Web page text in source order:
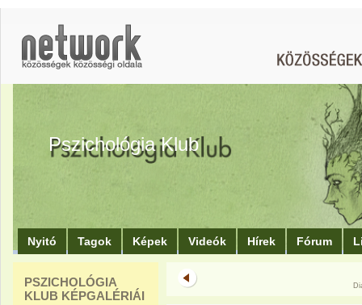
Pszichológia Klub
Nyitó Tagok Képek Videók Hírek Fórum
PSZICHOLÓGIA
KLUB KÉPGALÉRIÁI